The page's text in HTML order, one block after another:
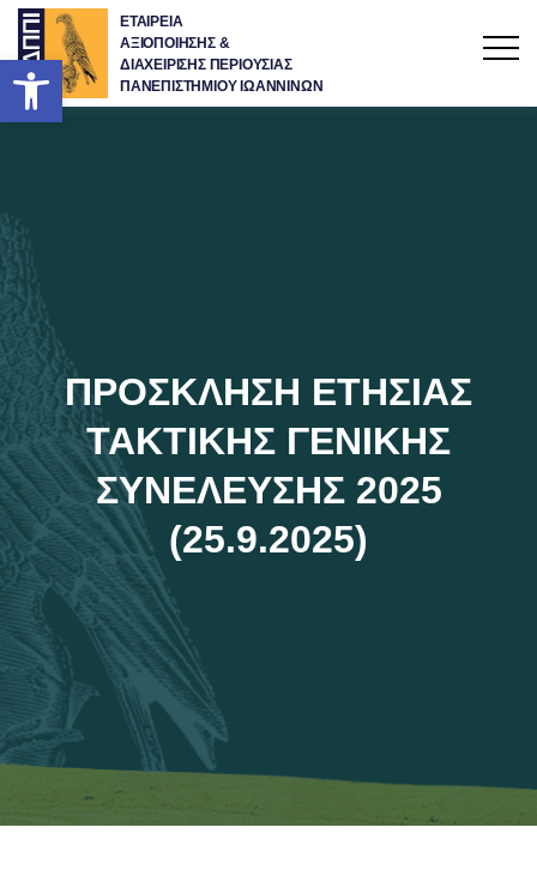
Ανοίξτε τη γραμμή εργαλείων
ΕΤΑΙΡΕΙΑ
ΑΞΙΟΠΟΙΗΣΗΣ &
ΔΙΑΧΕΙΡΙΣΗΣ ΠΕΡΙΟΥΣΙΑΣ
ΠΑΝΕΠΙΣΤΗΜΙΟΥ ΙΩΑΝΝΙΝΩΝ
ΠΡΟΣΚΛΗΣΗ ΕΤΗΣΙΑΣ
ΤΑΚΤΙΚΗΣ ΓΕΝΙΚΗΣ
ΣΥΝΕΛΕΥΣΗΣ 2025
(25.9.2025)